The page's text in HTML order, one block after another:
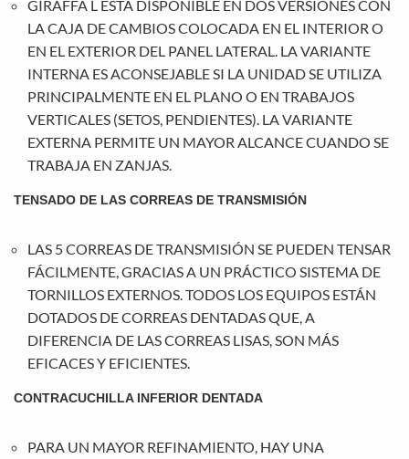
GIRAFFA L ESTÁ DISPONIBLE EN DOS VERSIONES CON
LA CAJA DE CAMBIOS COLOCADA EN EL INTERIOR O
EN EL EXTERIOR DEL PANEL LATERAL. LA VARIANTE
INTERNA ES ACONSEJABLE SI LA UNIDAD SE UTILIZA
PRINCIPALMENTE EN EL PLANO O EN TRABAJOS
VERTICALES (SETOS, PENDIENTES). LA VARIANTE
EXTERNA PERMITE UN MAYOR ALCANCE CUANDO SE
TRABAJA EN ZANJAS.
TENSADO DE LAS CORREAS DE TRANSMISIÓN
LAS 5 CORREAS DE TRANSMISIÓN SE PUEDEN TENSAR
FÁCILMENTE, GRACIAS A UN PRÁCTICO SISTEMA DE
TORNILLOS EXTERNOS. TODOS LOS EQUIPOS ESTÁN
DOTADOS DE CORREAS DENTADAS QUE, A
DIFERENCIA DE LAS CORREAS LISAS, SON MÁS
EFICACES Y EFICIENTES.
CONTRACUCHILLA INFERIOR DENTADA
PARA UN MAYOR REFINAMIENTO, HAY UNA